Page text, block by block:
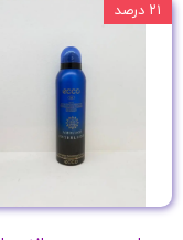
۲۱ درصد